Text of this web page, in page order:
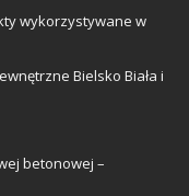
wykorzystywane w
Bielsko Biała i
betonowej –